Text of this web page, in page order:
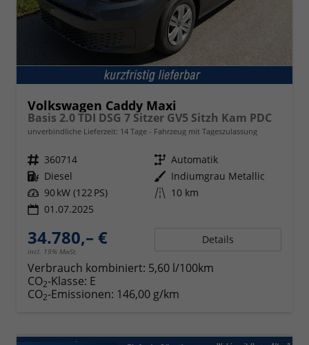
Volkswagen Caddy Maxi
Basis 2.0 TDI DSG 7 Sitzer GV5 Sitzh Kam PDC
unverbindliche Lieferzeit: 14 Tage Fahrzeug mit Tageszulassung
Fahrzeugnr. 360714 Getriebe Automatik
Kraftstoff Diesel Außenfarbe Indiumgrau Metallic
Leistung 90 kW (122 PS) Kilometerstand 10 km
01.07.2025
34.780,– €
incl. 19% MwSt.
Details
Verbrauch kombiniert: 5,60 l/100km
CO2-Klasse: E
CO2-Emissionen: 146,00 g/km